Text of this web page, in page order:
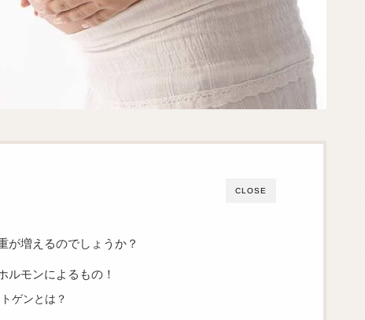
CLOSE
が増えるのでしょうか？
ルモンによるもの！
ゲンとは？